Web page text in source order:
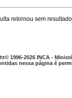
retornou sem
1996-2026 INCA -
nessa página é